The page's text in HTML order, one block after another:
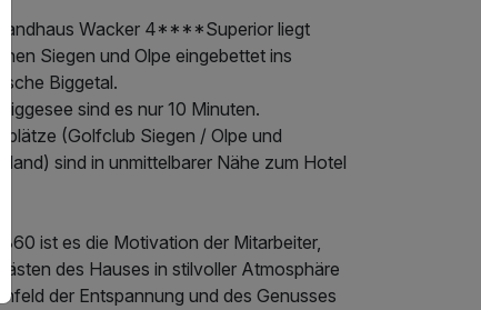
Landhaus Wacker 4****Superior liegt
Siegen und Olpe eingebettet ins
Biggetal.
Biggesee sind es nur 10 Minuten.
(Golfclub Siegen / Olpe und
sind in unmittelbarer Nähe zum Hotel
ist es die Motivation der Mitarbeiter,
des Hauses in stilvoller Atmosphäre
der Entspannung und des Genusses